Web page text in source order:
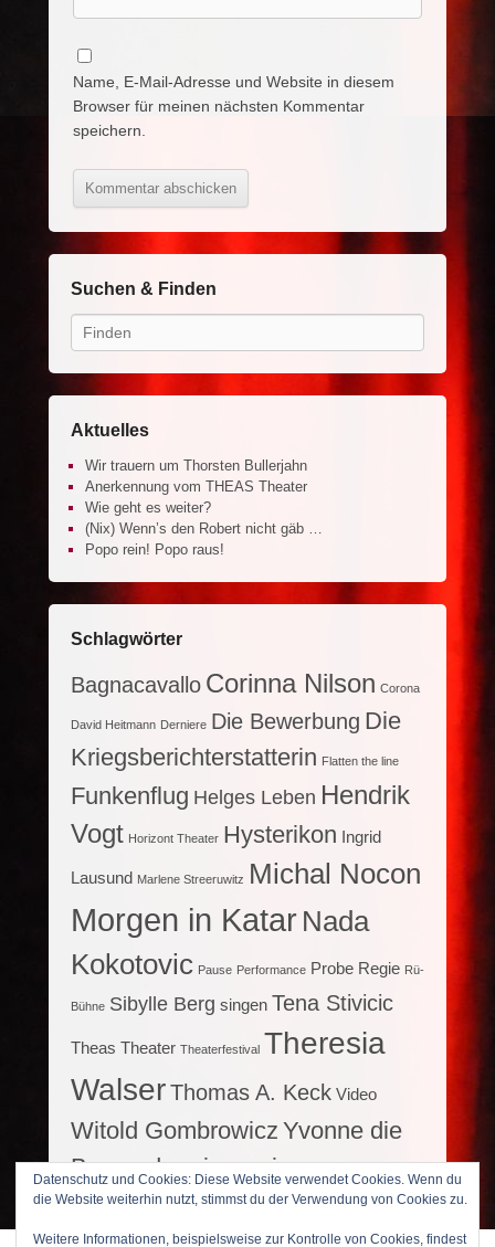
Name, E-Mail-Adresse und Website in diesem
Browser für meinen nächsten Kommentar
speichern.
Suchen & Finden
Search
Aktuelles
Wir trauern um Thorsten Bullerjahn
Anerkennung vom THEAS Theater
Wie geht es weiter?
(Nix) Wenn’s den Robert nicht gäb …
Popo rein! Popo raus!
Schlagwörter
Bagnacavallo Corinna Nilson Corona
David Heitmann Derniere Die Bewerbung Die
Kriegsberichterstatterin Flatten the line
Funkenflug Helges Leben Hendrik
Vogt Horizont Theater Hysterikon Ingrid
Lausund Marlene Streeruwitz Michal Nocon
Morgen in Katar Nada
Kokotovic Pause Performance Probe Regie Rü-
Bühne Sibylle Berg singen Tena Stivicic
Theas Theater Theaterfestival Theresia
WalserThomas A. Keck Video
Witold Gombrowicz Yvonne die
Burgunderprinzessin
Datenschutz und Cookies: Diese Website verwendet Cookies. Wenn du
die Website weiterhin nutzt, stimmst du der Verwendung von Cookies zu.
Weitere Informationen, beispielsweise zur Kontrolle von Cookies, findest